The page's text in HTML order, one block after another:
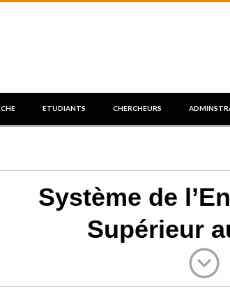
ETUDIANTS CHERCHEURS
Système de
Supérieur